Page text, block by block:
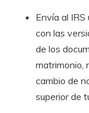
Envía al
con las
de los
matrimonio,
cambio de
superior de